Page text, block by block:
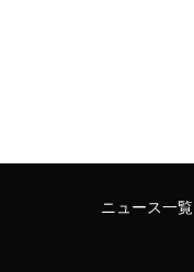
ニュース一覧